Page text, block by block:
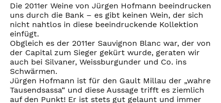
Die 2011er Weine von Jürgen Hofmann beeindrucken
uns durch die Bank – es gibt keinen Wein, der sich
nicht nahtlos in diese beeindruckende Kollektion
einfügt.
Obgleich es der 2011er Sauvignon Blanc war, der von
der Capital zum Sieger gekürt wurde, geraten wir
auch bei Silvaner, Weissburgunder und Co. ins
Schwärmen.
Jürgen Hofmann ist für den Gault Millau der „wahre
Tausendsassa“ und diese Aussage trifft es ziemlich
auf den Punkt! Er ist stets gut gelaunt und immer